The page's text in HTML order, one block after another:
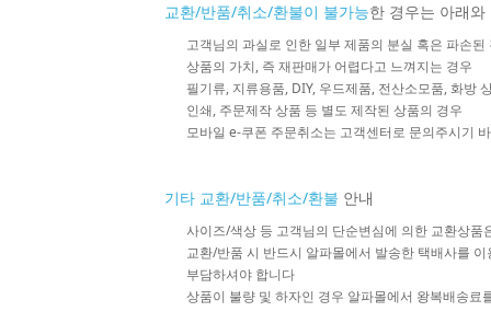
교환/반품/취소/환불이 불가능한 경우는 아래와
고객님의 과실로 인한 일부 제품의 분실 혹은 파손된
상품의 가치, 즉 재판매가 어렵다고 느껴지는 경우
필기류, 지류용품, DIY, 우드제품, 전산소모품, 화방
인쇄, 주문제작 상품 등 별도 제작된 상품의 경우
모바일 e-쿠폰 주문취소는 고객센터로 문의주시기
기타 교환/반품/취소/환불 안내
사이즈/색상 등 고객님의 단순변심에 의한 교환상
교환/반품 시 반드시 알파몰에서 발송한 택배사를
부담하셔야 합니다
상품이 불량 및 하자인 경우 알파몰에서 왕복배송료